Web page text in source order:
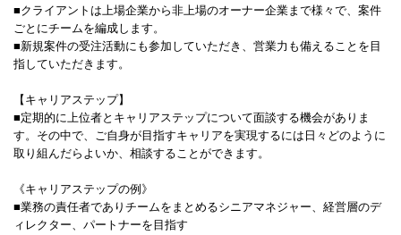
■クライアントは上場企業から非上場のオーナー企業まで様々で、案件
ごとにチームを編成します。
■新規案件の受注活動にも参加していただき、営業力も備えることを目
指していただきます。
【キャリアステップ】
■定期的に上位者とキャリアステップについて面談する機会がありま
す。その中で、ご自身が目指すキャリアを実現するには日々どのように
取り組んだらよいか、相談することができます。
《キャリアステップの例》
■業務の責任者でありチームをまとめるシニアマネジャー、経営層のデ
ィレクター、パートナーを目指す